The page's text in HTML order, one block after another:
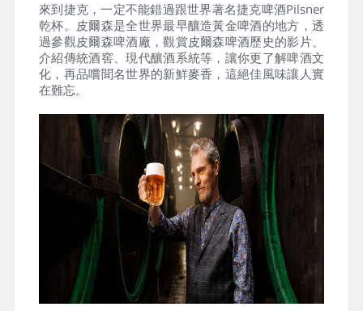
來到捷克，一定不能錯過跟世界著名捷克啤酒Pilsner
乾杯。皮爾森是全世界最早釀造黃金啤酒的地方，透
過參觀皮爾森啤酒廠，觀賞皮爾森啤酒歷史的影片、
介紹傳統酒窖、現代釀酒系統等，讓你更了解啤酒文
化，再品嚐聞名世界的新鮮麥香，這絕佳風味讓人實
在難忘。